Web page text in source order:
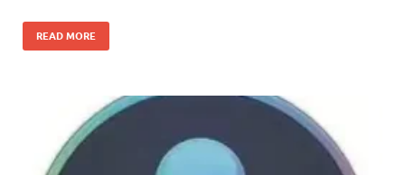
READ MORE